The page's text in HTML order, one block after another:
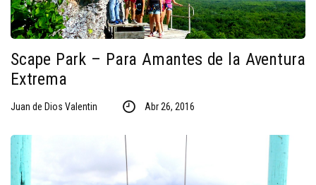
Scape Park – Para Amantes de la Aventura
Extrema
Juan de Dios Valentin Abr 26, 2016